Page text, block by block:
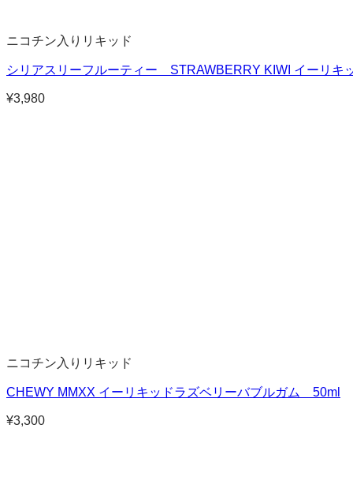
ニコチン入りリキッド
シリアスリーフルーティー STRAWBERRY KIWI イーリキ
¥3,980
ニコチン入りリキッド
CHEWY MMXX イーリキッドラズベリーバブルガム 50ml
¥3,300